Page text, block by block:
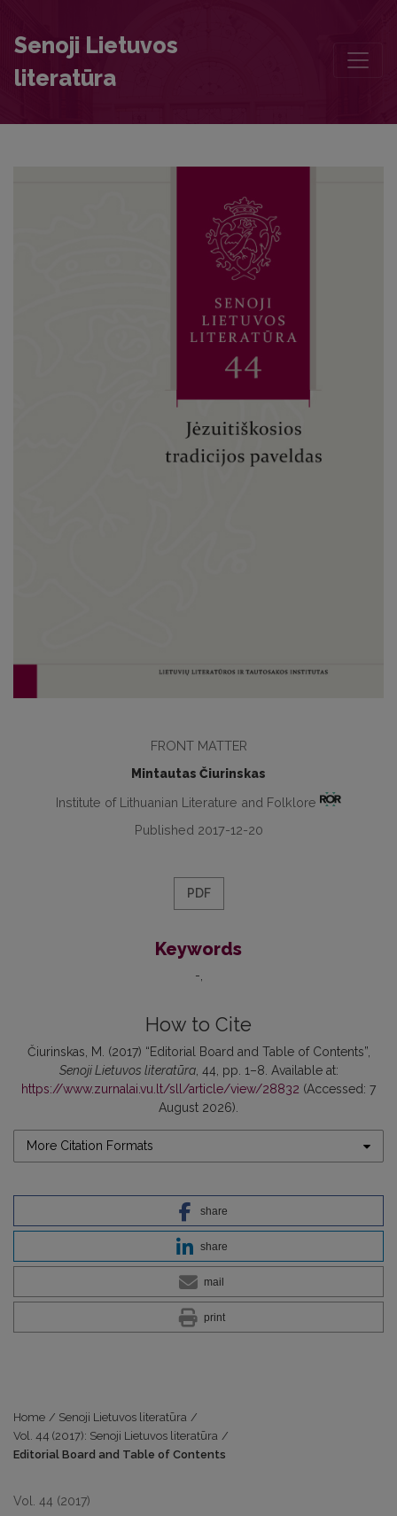
Senoji Lietuvos
literatūra
FRONT MATTER
Mintautas Čiurinskas
Institute of Lithuanian Literature and Folklore
Published 2017-12-20
PDF
Keywords
-
How to Cite
Čiurinskas, M. (2017) “Editorial Board and Table of Contents”,
Senoji Lietuvos literatūra, 44, pp. 1–8. Available at:
https://www.zurnalai.vu.lt/sll/article/view/28832 (Accessed: 7
August 2026).
More Citation Formats
share
share
mail
print
Home / Senoji Lietuvos literatūra /
Vol. 44 (2017): Senoji Lietuvos literatūra /
Editorial Board and Table of Contents
Vol. 44 (2017)